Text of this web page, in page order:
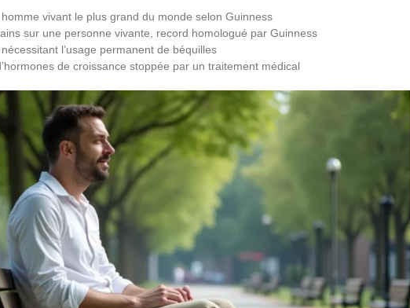
homme vivant le plus grand du monde selon Guinness
sur une personne vivante, record homologué par Guinness
l’usage permanent de béquilles
de croissance stoppée par un traitement médical